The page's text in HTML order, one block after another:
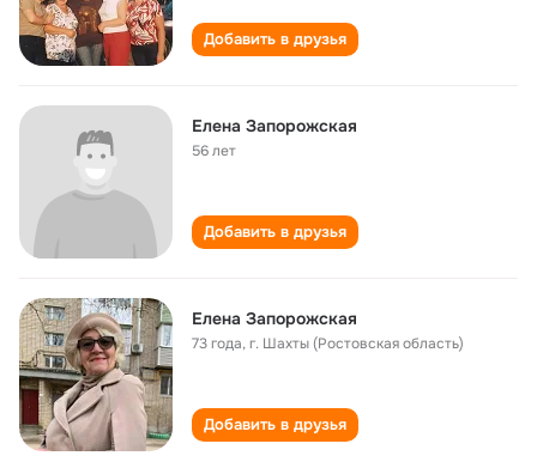
Добавить в друзья
Елена Запорожская
56 лет
Добавить в друзья
Елена Запорожская
73 года,г. Шахты (Ростовская область)
Добавить в друзья